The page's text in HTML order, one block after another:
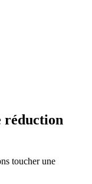
réduction
toucher une